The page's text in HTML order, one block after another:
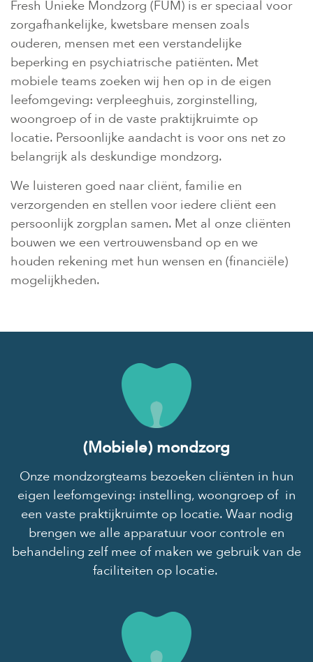
Fresh Unieke Mondzorg (FUM) is er speciaal voor
zorgafhankelijke, kwetsbare mensen zoals
ouderen, mensen met een verstandelijke
beperking en psychiatrische patiënten. Met
mobiele teams zoeken wij hen op in de eigen
leefomgeving: verpleeghuis, zorginstelling,
woongroep of in de vaste praktijkruimte op
locatie. Persoonlijke aandacht is voor ons net zo
belangrijk als deskundige mondzorg.
We luisteren goed naar cliënt, familie en
verzorgenden en stellen voor iedere cliënt een
persoonlijk zorgplan samen. Met al onze cliënten
bouwen we een vertrouwensband op en we
houden rekening met hun wensen en (financiële)
mogelijkheden.
(Mobiele) mondzorg
Onze mondzorgteams bezoeken cliënten in hun
eigen leefomgeving: instelling, woongroep of in
een vaste praktijkruimte op locatie. Waar nodig
brengen we alle apparatuur voor controle en
behandeling zelf mee of maken we gebruik van de
faciliteiten op locatie.